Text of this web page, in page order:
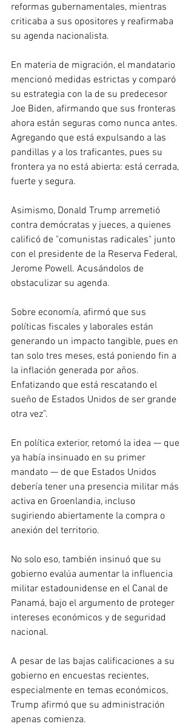
reformas gubernamentales, mientras
criticaba a sus opositores y reafirmaba
su agenda nacionalista.
En materia de migración, el mandatario
mencionó medidas estrictas y comparó
su estrategia con la de su predecesor
Joe Biden, afirmando que sus fronteras
ahora están seguras como nunca antes.
Agregando que está expulsando a las
pandillas y a los traficantes, pues su
frontera ya no está abierta: está cerrada,
fuerte y segura.
Asimismo, Donald Trump arremetió
contra demócratas y jueces, a quienes
calificó de "comunistas radicales" junto
con el presidente de la Reserva Federal,
Jerome Powell. Acusándolos de
obstaculizar su agenda.
Sobre economía, afirmó que sus
políticas fiscales y laborales están
generando un impacto tangible, pues en
tan solo tres meses, está poniendo fin a
la inflación generada por años.
Enfatizando que está rescatando el
sueño de Estados Unidos de ser grande
otra vez”.
En política exterior, retomó la idea — que
ya había insinuado en su primer
mandato — de que Estados Unidos
debería tener una presencia militar más
activa en Groenlandia, incluso
sugiriendo abiertamente la compra o
anexión del territorio.
No solo eso, también insinuó que su
gobierno evalúa aumentar la influencia
militar estadounidense en el Canal de
Panamá, bajo el argumento de proteger
intereses económicos y de seguridad
nacional.
A pesar de las bajas calificaciones a su
gobierno en encuestas recientes,
especialmente en temas económicos,
Trump afirmó que su administración
apenas comienza.